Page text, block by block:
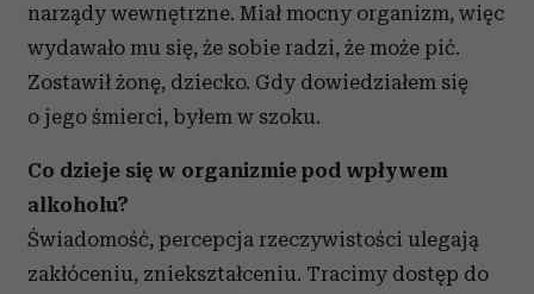
narządy wewnętrzne. Miał mocny organizm, więc
wydawało mu się, że sobie radzi, że może pić.
Zostawił żonę, dziecko. Gdy dowiedziałem się
o jego śmierci, byłem w szoku.
Co dzieje się w organizmie pod wpływem
alkoholu?
Świadomość, percepcja rzeczywistości ulegają
zakłóceniu, zniekształceniu. Tracimy dostęp do